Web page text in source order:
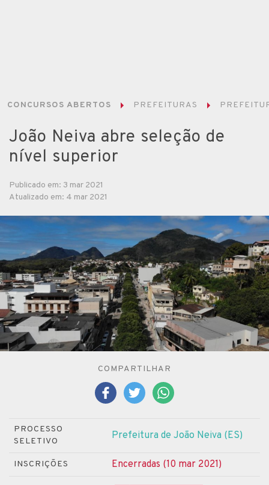
CONCURSOS ABERTOS PREFEITURAS
João Neiva abre seleção de
nível superior
Publicado em: 3 mar 2021
Atualizado em: 4 mar 2021
COMPARTILHAR
PROCESSO
SELETIVO
Prefeitura de João Neiva (ES)
INSCRIÇÕES Encerradas (10 mar 2021)